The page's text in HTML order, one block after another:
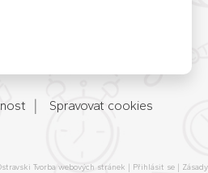
Spravovat cookies
Tvorba webových stránek | Přihlásit se | Zásady